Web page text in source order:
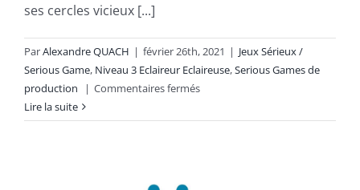
ses cercles vicieux [...]
ParAlexandre QUACH | février 26th, 2021 | Jeux Sérieux /
Serious Game, Niveau 3 Eclaireur Eclaireuse,Serious Games de
production
| Commentaires ferméssur
304
Lire la suite